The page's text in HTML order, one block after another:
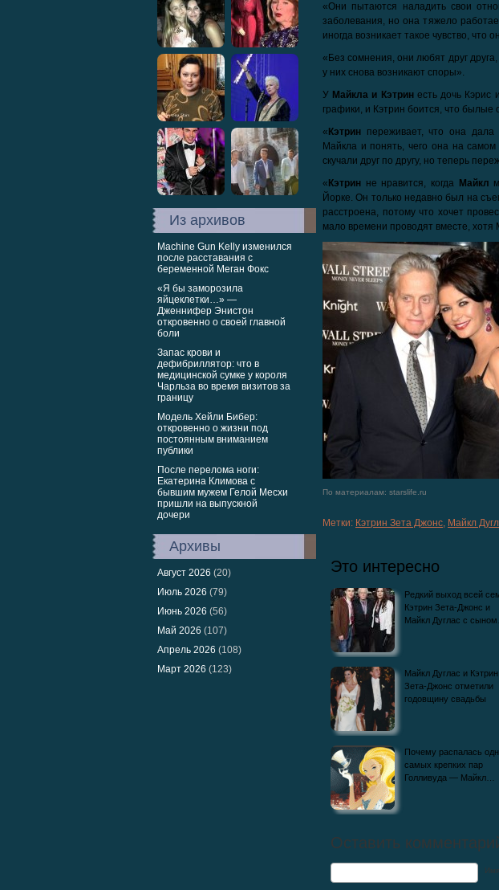
Из архивов
Machine Gun Kelly изменился
после расставания с
беременной Меган Фокс
«Я бы заморозила
яйцеклетки…» —
Дженнифер Энистон
откровенно о своей главной
боли
Запас крови и
дефибриллятор: что в
медицинской сумке у короля
Чарльза во время визитов за
границу
Модель Хейли Бибер:
откровенно о жизни под
постоянным вниманием
публики
После перелома ноги:
Екатерина Климова с
бывшим мужем Гелой Месхи
пришли на выпускной
дочери
Архивы
Август 2026 (20)
Июль 2026 (79)
Июнь 2026 (56)
Май 2026 (107)
Апрель 2026 (108)
Март 2026 (123)
«Они пытаются наладить свои
заболевания, но она тяжело
иногда возникает такое чувство, что
«Без сомнения, они любят друг
у них снова возникают споры».
У Майкла и Кэтринесть дочь Кэрис
графики, и Кэтрин боится, что
« Кэтрин переживает, что она дала
Майкла и понять, чего она на
скучали друг по другу, но теперь
« Кэтрин не нравится, когда Майкл
Йорке. Он только недавно был на
расстроена, потому что хочет
мало времени проводят вместе, хотя
По материалам: starslife.ru
Метки: Кэтрин Зета Джонс, Майкл
Это интересно
Редкий выход всей
Кэтрин Зета-Джонс и
Майкл Дуглас с
Майкл Дуглас и Кэтрин
Зета-Джонс отметили
годовщину свадьбы
Почему распалась
самых крепких пар
Голливуда — Майкл…
Оставить
Имя